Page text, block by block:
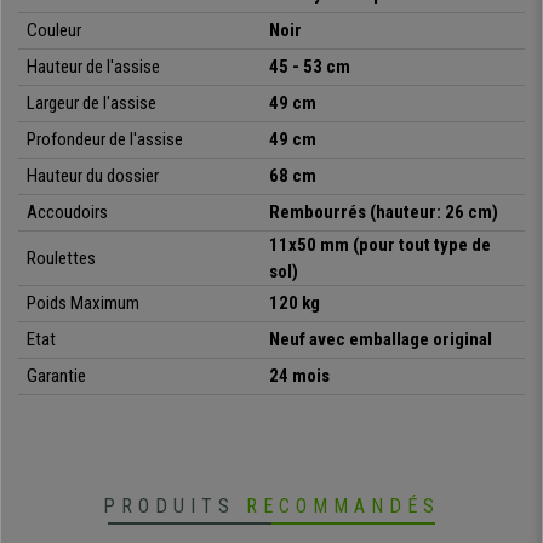
difficilement dans d’autres boutiques
opportunité !
•Réglage en hauteur avec un vérin à gaz
• Cuir synthétique de grande qualité
•Mécanisme basculant
•Piétement et accoudoirs en métal
Couleur
Noir
Hauteur de l'assise
45 - 53 cm
Largeur de l'assise
49 cm
Profondeur de l'assise
49 cm
Hauteur du dossier
68 cm
Accoudoirs
Rembourrés (hauteur: 26 cm)
Roulettes
11x50 mm (pour tout type de
sol)
Poids Maximum
120 kg
Etat
Neuf avec emballage original
Garantie
24 mois
PRODUITS RECOMMANDÉS